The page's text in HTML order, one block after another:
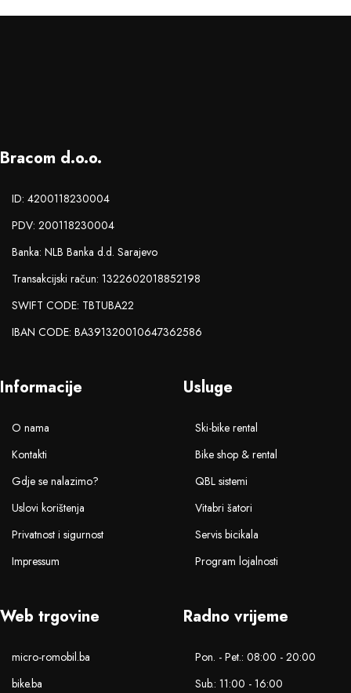
Bracom d.o.o.
ID: 4200118230004
PDV: 200118230004
Banka: NLB Banka d.d. Sarajevo
Transakcijski račun: 1322602018852198
SWIFT CODE: TBTUBA22
IBAN CODE: BA391320010647362586
Informacije
O nama
Kontakti
Gdje se nalazimo?
Uslovi korištenja
Privatnost i sigurnost
Impressum
Usluge
Ski-bike rental
Bike shop & rental
QBL sistemi
Vitabri šatori
Servis bicikala
Program lojalnosti
Web trgovine
micro-romobil.ba
bike.ba
Radno vrijeme
Pon. - Pet.: 08:00 - 20:00
Sub.: 11:00 - 16:00